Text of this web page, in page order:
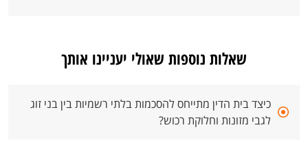
שאלות נוספות שאולי יעניינו אותך
כיצד בית הדין מתייחס להסכמות בלתי רשמיות בין בני זוג
לגבי מזונות וחלוקת רכוש?